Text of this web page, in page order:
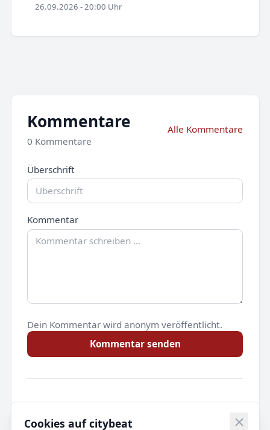
26.09.2026 - 20:00 Uhr
Kommentare
0 Kommentare
Alle Kommentare
Überschrift
Kommentar
Dein Kommentar wird anonym veröffentlicht.
Kommentar senden
Noch keine Kommentare.
Cookies auf citybeat